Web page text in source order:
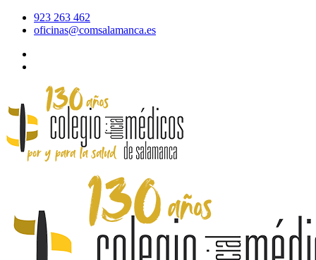
923 263 462
oficinas@comsalamanca.es